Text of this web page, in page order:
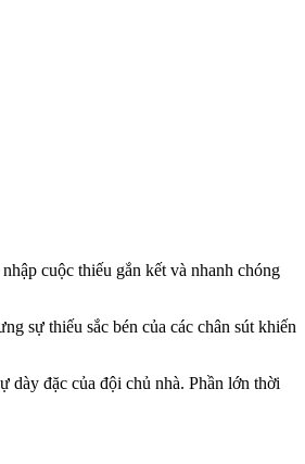
cuộc thiếu gắn kết và nhanh chóng
sự thiếu sắc bén của các chân sút khiến
dày đặc của đội chủ nhà. Phần lớn thời